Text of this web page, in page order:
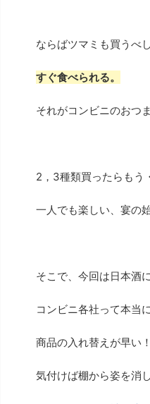
ならばツマミも買うべ
すぐ食べられる。
それがコンビニのおつ
2，3種類買ったらもう
一人でも楽しい、宴の
そこで、今回は日本酒
コンビニ各社って本当
商品の入れ替えが早い！
気付けば棚から姿を消